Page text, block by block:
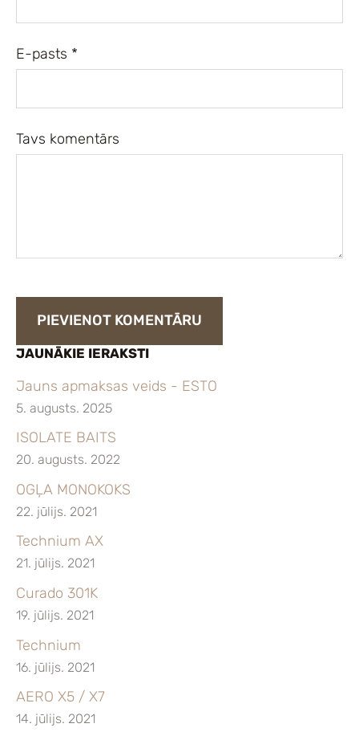
JAUNĀKIE IERAKSTI
Jauns apmaksas veids - ESTO
5. augusts. 2025
ISOLATE BAITS
20. augusts. 2022
OGĻA MONOKOKS
22. jūlijs. 2021
Technium AX
21. jūlijs. 2021
Curado 301K
19. jūlijs. 2021
Technium
16. jūlijs. 2021
AERO X5 / X7
14. jūlijs. 2021
E-pasts *
Tavs komentārs